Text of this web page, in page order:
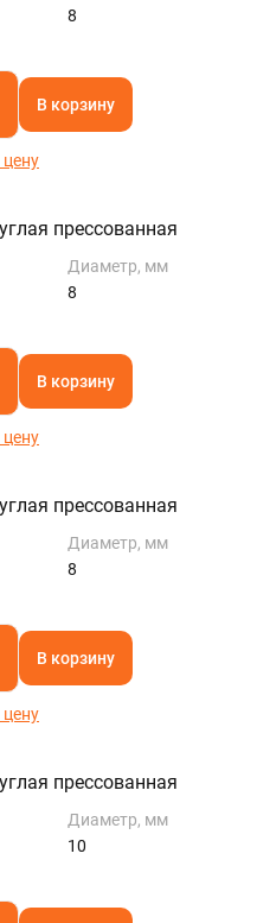
8
В корзину
прессованная
Диаметр, мм
8
В корзину
прессованная
Диаметр, мм
8
В корзину
прессованная
Диаметр, мм
10